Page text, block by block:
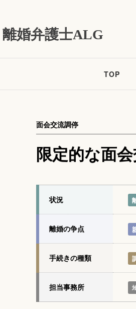
離婚弁護士ALG
TOP
限定的な面
面会交流調停
状況
離婚の争点
手続きの種類
担当事務所